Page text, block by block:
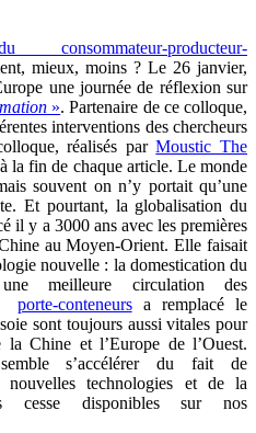
producteur-
mieux, moins ? Le 26 janvier,
une journée de réflexion sur
». Partenaire de ce colloque,
interventions des chercheurs
réalisés parMoustic The
la fin de chaque article. Le monde
souvent on n’y portait qu’une
Et pourtant, la globalisation du
il y a 3000 ans avec les premières
au Moyen-Orient. Elle faisait
nouvelle : la domestication du
meilleure circulation des
porte-conteneursa remplacé le
sont toujours aussi vitales pour
la Chine et l’Europe de l’Ouest.
s’accélérer du fait de
nouvelles technologies et de la
cesse disponibles sur nos